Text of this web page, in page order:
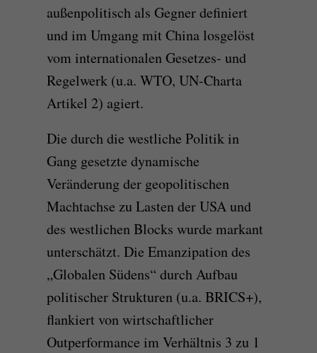
außenpolitisch als Gegner definiert
und im Umgang mit China losgelöst
vom internationalen Gesetzes- und
Regelwerk (u.a. WTO, UN-Charta
Artikel 2) agiert.
Die durch die westliche Politik in
Gang gesetzte dynamische
Veränderung der geopolitischen
Machtachse zu Lasten der USA und
des westlichen Blocks wurde markant
unterschätzt. Die Emanzipation des
„Globalen Südens“ durch Aufbau
politischer Strukturen (u.a. BRICS+),
flankiert von wirtschaftlicher
Outperformance im Verhältnis 3 zu 1